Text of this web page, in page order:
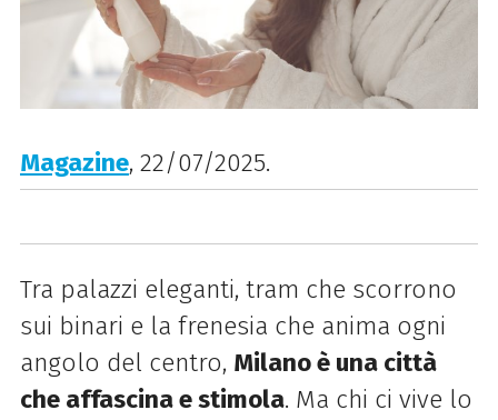
Magazine, 22/07/2025.
Tra palazzi eleganti, tram che scorrono
sui binari e la frenesia che anima ogni
angolo del centro, Milano è una città
che affascina e stimola. Ma chi ci vive lo